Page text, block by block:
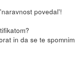
povedal'!
in da se te spomnim